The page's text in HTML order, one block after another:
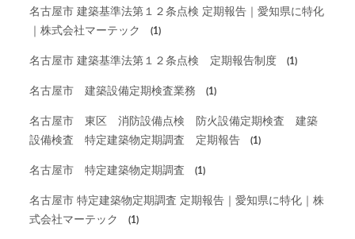
名古屋市 建築基準法第１２条点検 定期報告｜愛知県に特化
｜株式会社マーテック
(1)
名古屋市 建築基準法第１２条点検 定期報告制度 (1)
名古屋市 建築設備定期検査業務 (1)
名古屋市 東区 消防設備点検 防火設備定期検査 建築
設備検査 特定建築物定期調査 定期報告
(1)
名古屋市 特定建築物定期調査 (1)
名古屋市 特定建築物定期調査 定期報告｜愛知県に特化｜株
式会社マーテック
(1)